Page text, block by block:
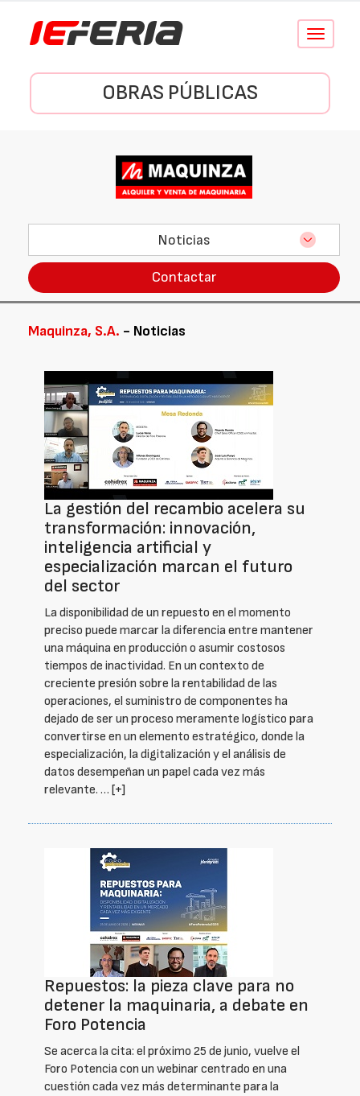
Conmutar
OBRAS PÚBLICAS
Noticias
Contactar
Maquinza, S.A. - Noticias
La gestión del recambio acelera su
transformación: innovación,
inteligencia artificial y
especialización marcan el futuro
del sector
La disponibilidad de un repuesto en el momento
preciso puede marcar la diferencia entre mantener
una máquina en producción o asumir costosos
tiempos de inactividad. En un contexto de
creciente presión sobre la rentabilidad de las
operaciones, el suministro de componentes ha
dejado de ser un proceso meramente logístico para
convertirse en un elemento estratégico, donde la
especialización, la digitalización y el análisis de
datos desempeñan un papel cada vez más
relevante. … [+]
Repuestos: la pieza clave para no
detener la maquinaria, a debate en
Foro Potencia
Se acerca la cita: el próximo 25 de junio, vuelve el
Foro Potencia con un webinar centrado en una
cuestión cada vez más determinante para la